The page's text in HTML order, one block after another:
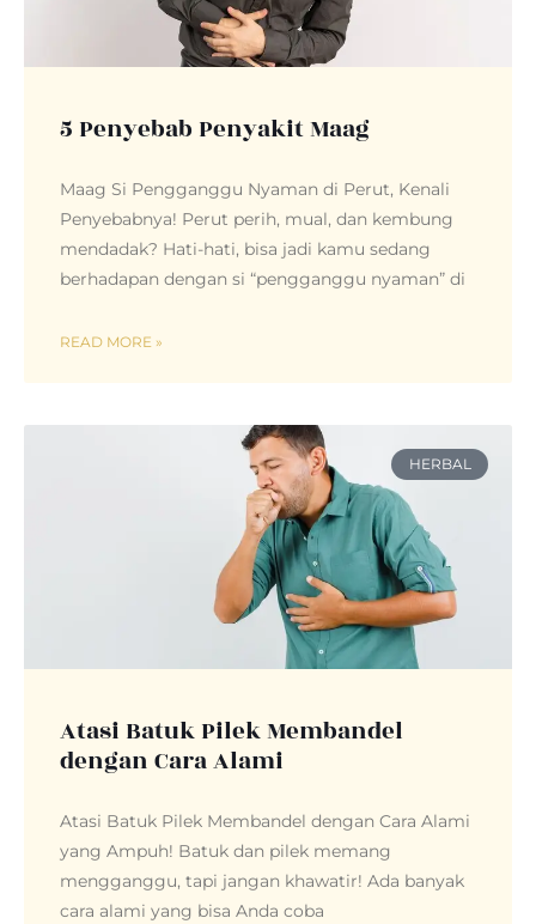
5 Penyebab Penyakit Maag
Maag Si Pengganggu Nyaman di Perut, Kenali
Penyebabnya! Perut perih, mual, dan kembung
mendadak? Hati-hati, bisa jadi kamu sedang
berhadapan dengan si “pengganggu nyaman” di
READ MORE »
HERBAL
Atasi Batuk Pilek Membandel
dengan Cara Alami
Atasi Batuk Pilek Membandel dengan Cara Alami
yang Ampuh! Batuk dan pilek memang
mengganggu, tapi jangan khawatir! Ada banyak
cara alami yang bisa Anda coba